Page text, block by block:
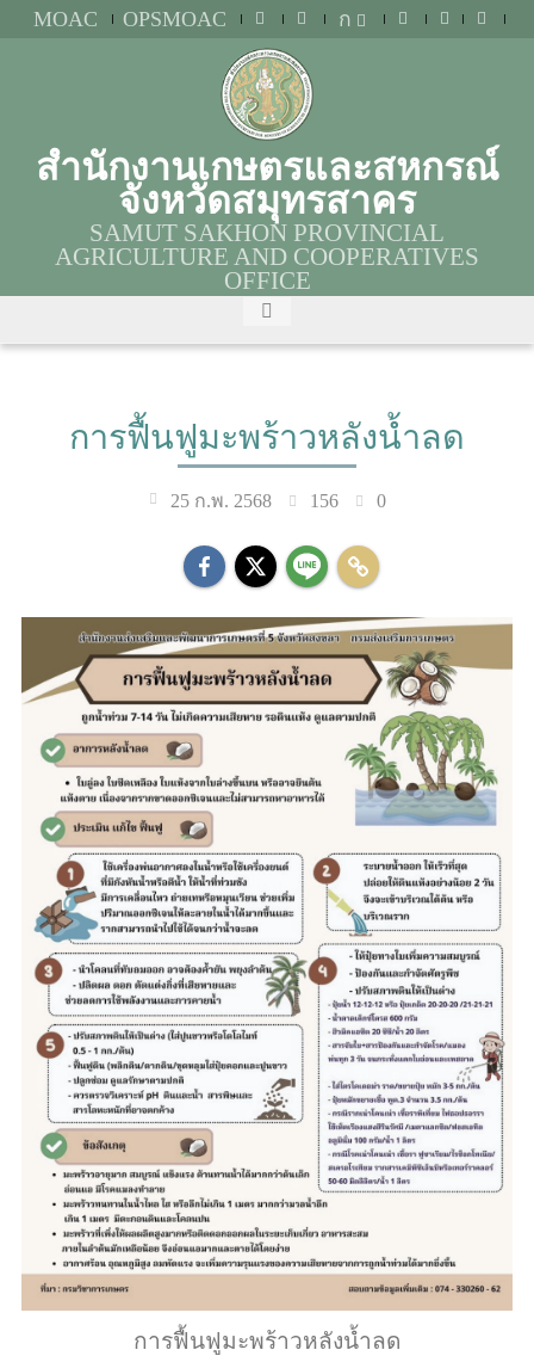
MOAC OPSMOAC ก
สำนักงานเกษตรและสหกรณ์
จังหวัดสมุทรสาคร
SAMUT SAKHON PROVINCIAL
AGRICULTURE AND COOPERATIVES
OFFICE
การฟื้นฟูมะพร้าวหลังน้ำลด
25 ก.พ. 2568 156 0
การฟื้นฟูมะพร้าวหลังน้ำลด